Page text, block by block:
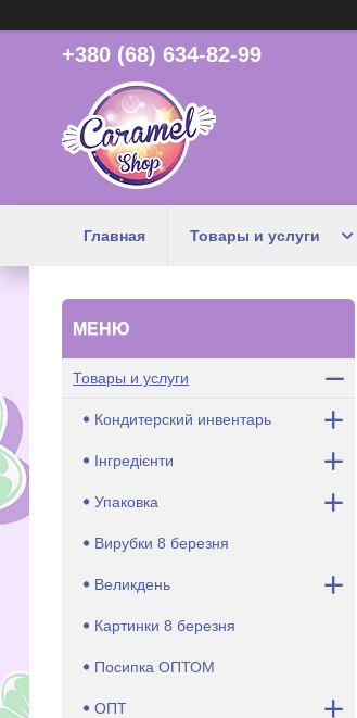
+380 (68) 634-82-99
Главная Товары и услуги
Товары и услуги
Кондитерский инвентарь
Інгредієнти
Упаковка
Вирубки 8 березня
Великдень
Картинки 8 березня
Посипка ОПТОМ
ОПТ